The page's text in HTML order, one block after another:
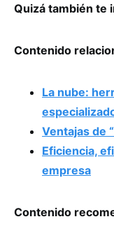
Quizá también te
Contenido
La nube:
Ventajas de
Eficiencia,
empresa
Contenido